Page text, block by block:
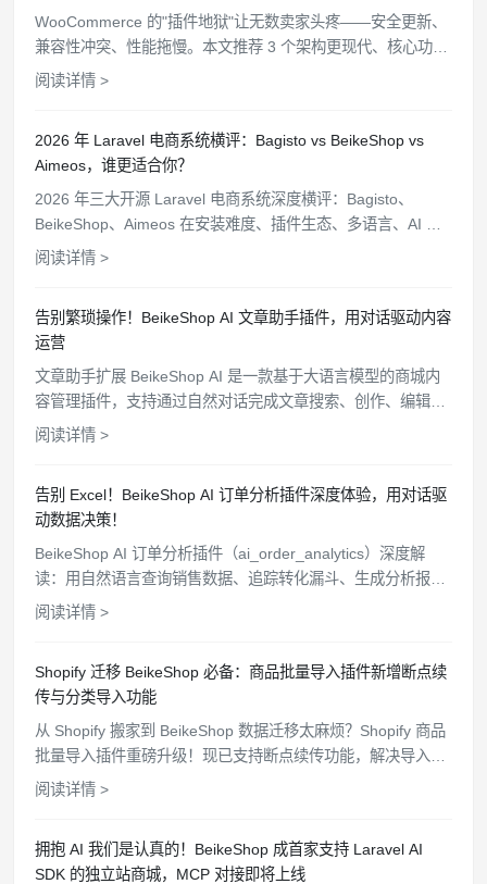
WooCommerce 的"插件地狱"让无数卖家头疼——安全更新、
兼容性冲突、性能拖慢。本文推荐 3 个架构更现代、核心功能
开箱即用的开源电商替代方案。
阅读详情 >
2026 年 Laravel 电商系统横评：Bagisto vs BeikeShop vs
Aimeos，谁更适合你？
2026 年三大开源 Laravel 电商系统深度横评：Bagisto、
BeikeShop、Aimeos 在安装难度、插件生态、多语言、AI 功
能、站群管理等维度全面对比，帮你选出最适合的方案。
阅读详情 >
告别繁琐操作！BeikeShop AI 文章助手插件，用对话驱动内容
运营
文章助手扩展 BeikeShop AI 是一款基于大语言模型的商城内
容管理插件，支持通过自然对话完成文章搜索、创作、编辑和
删除等操作，配备沉浸式聊天窗口、细粒度权限控制和操作审
阅读详情 >
告别 Excel！BeikeShop AI 订单分析插件深度体验，用对话驱
动数据决策！
BeikeShop AI 订单分析插件（ai_order_analytics）深度解
读：用自然语言查询销售数据、追踪转化漏斗、生成分析报
告，让你的独立站运营告别手动统计时代。
阅读详情 >
Shopify 迁移 BeikeShop 必备：商品批量导入插件新增断点续
传与分类导入功能
从 Shopify 搬家到 BeikeShop 数据迁移太麻烦？Shopify 商品
批量导入插件重磅升级！现已支持断点续传功能，解决导入中
断难题；并新增分类一键导入，完美同步 Shopify 分类结构。
阅读详情 >
拥抱 AI 我们是认真的！BeikeShop 成首家支持 Laravel AI
SDK 的独立站商城，MCP 对接即将上线